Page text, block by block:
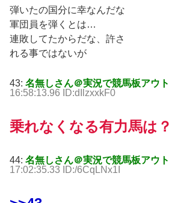
弾いたの国分に幸なんだな
軍団員を弾くとは…
連敗してたからだな、許さ
れる事ではないが
43: 名無しさん＠実況で競馬板アウト
16:58:13.96 ID:dIlzxxkF0
乗れなくなる有力馬は？
44: 名無しさん＠実況で競馬板アウト
17:02:35.33 ID:/6CqLNx1I